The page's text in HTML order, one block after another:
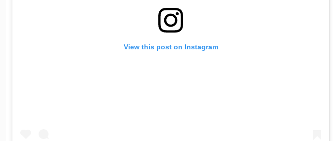
View this post on Instagram